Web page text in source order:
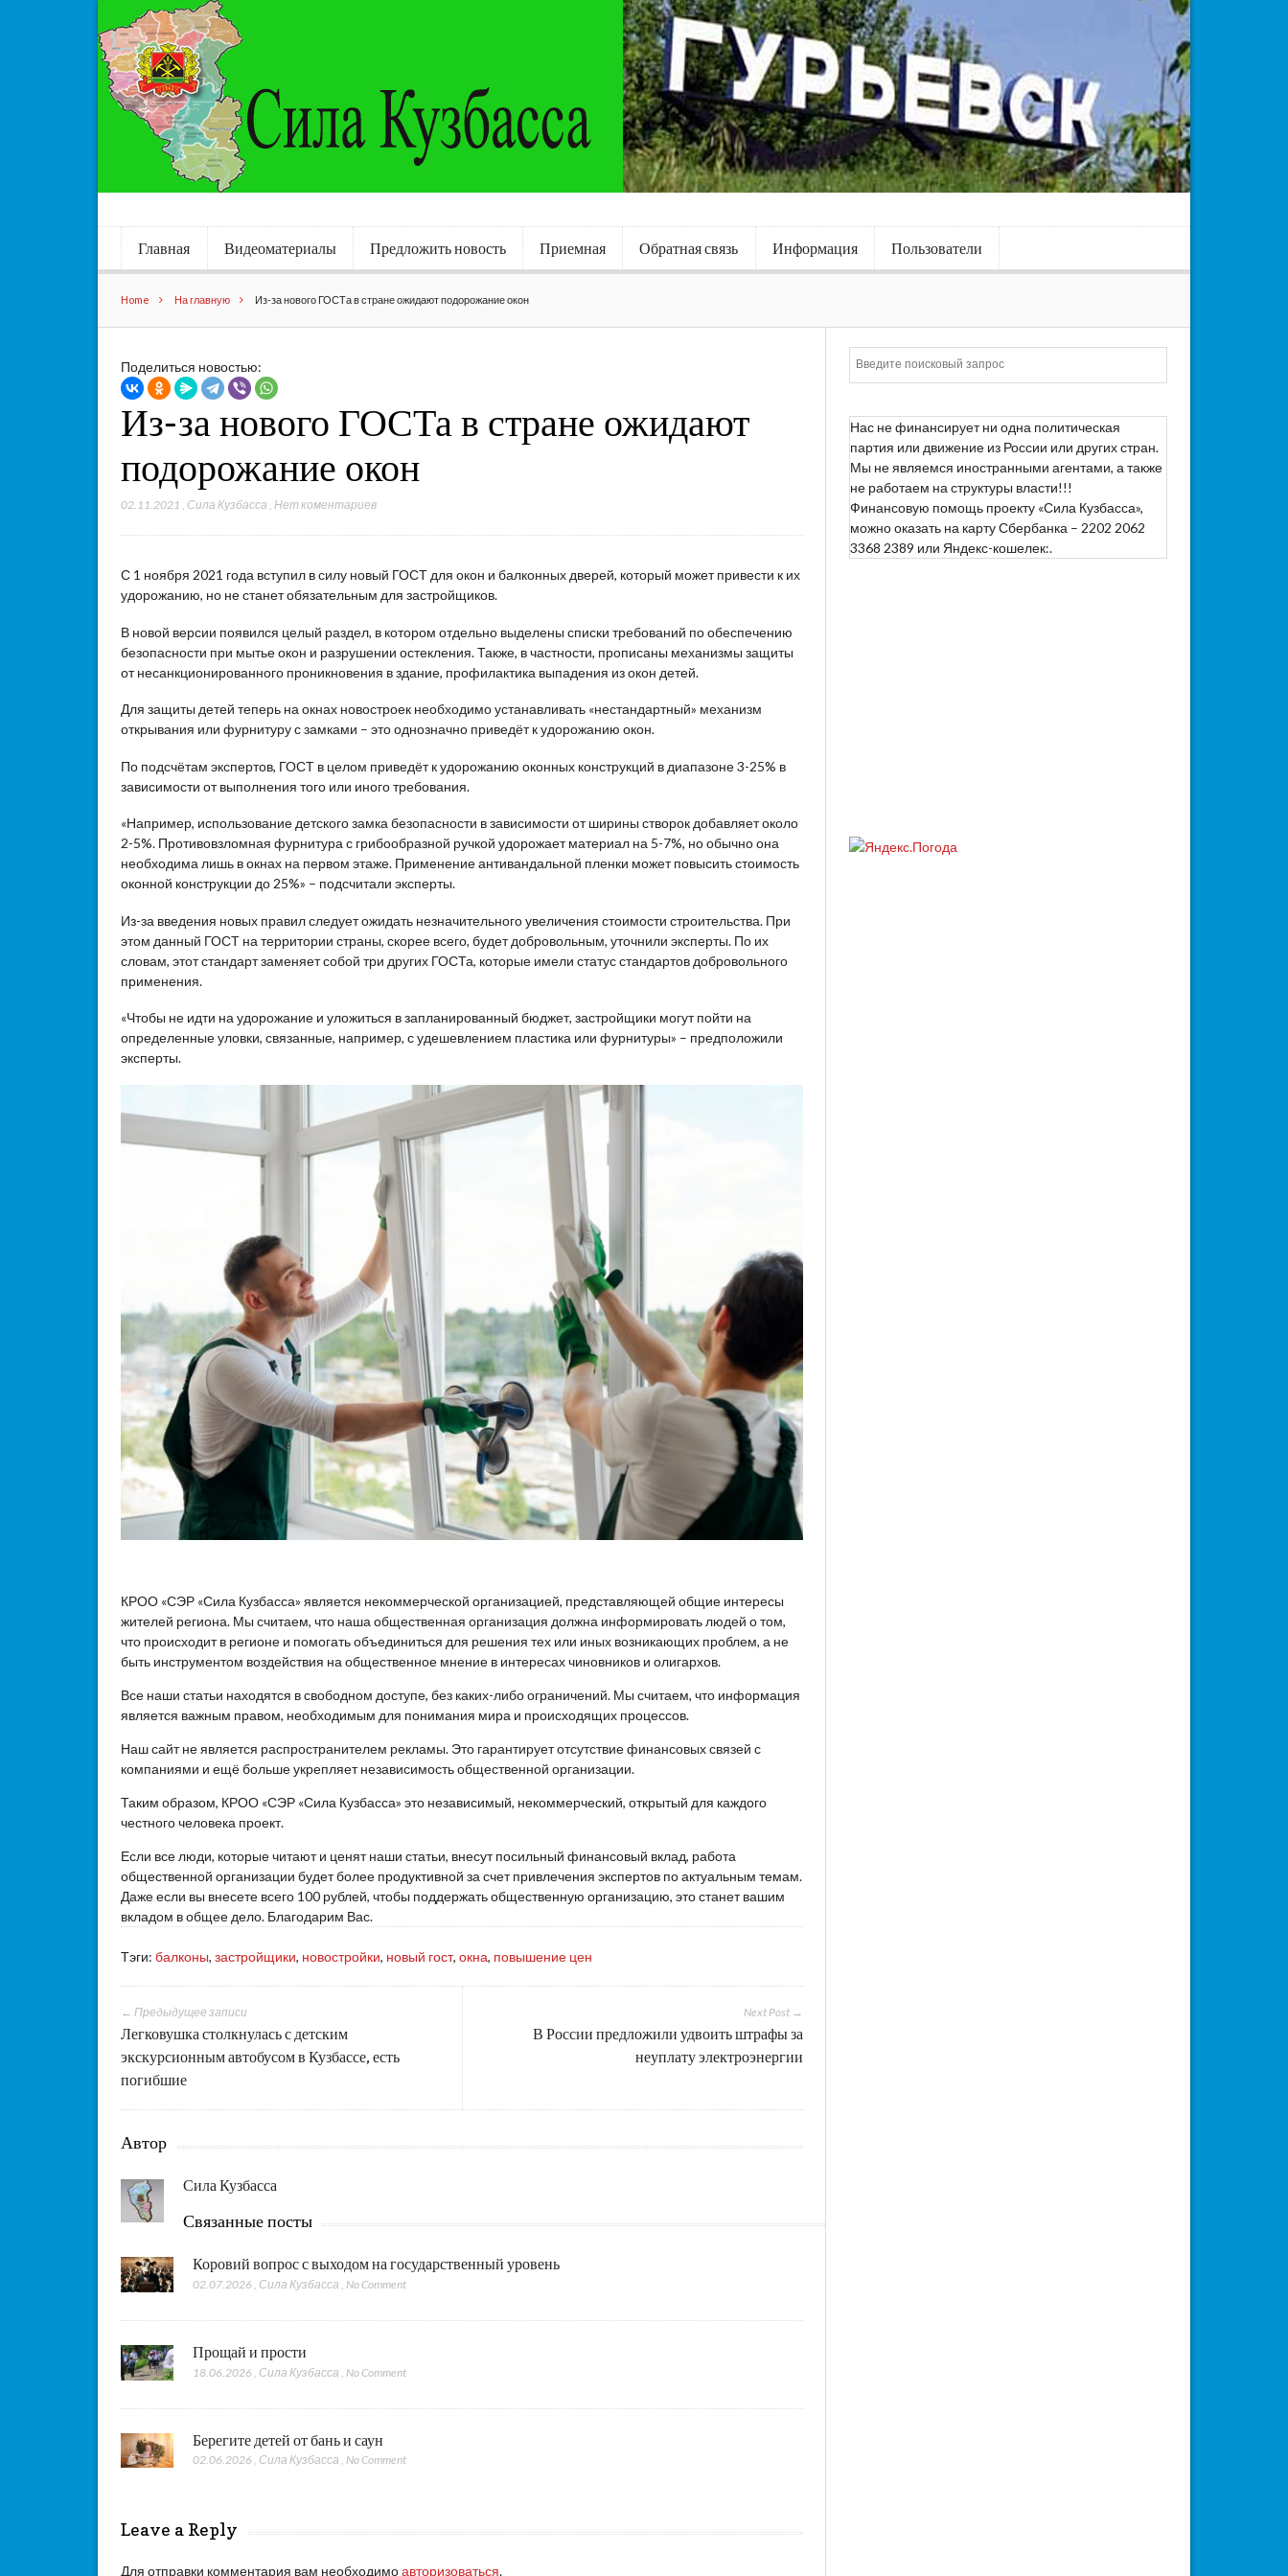
Главная Видеоматериалы Предложить новость Приемная Обратная связь Информация Пользователи
Home На главную Из-за нового ГОСТа в стране ожидают подорожание окон
Поделиться новостью:
Из-за нового ГОСТа в стране ожидают
подорожание окон
02.11.2021 Сила Кузбасса ,Нет коментариев
С 1 ноября 2021 года вступил в силу новый ГОСТ для окон и балконных дверей, который может привести к их
удорожанию, но не станет обязательным для застройщиков.
В новой версии появился целый раздел, в котором отдельно выделены списки требований по обеспечению
безопасности при мытье окон и разрушении остекления. Также, в частности, прописаны механизмы защиты
от несанкционированного проникновения в здание, профилактика выпадения из окон детей.
Для защиты детей теперь на окнах новостроек необходимо устанавливать «нестандартный» механизм
открывания или фурнитуру с замками – это однозначно приведёт к удорожанию окон.
По подсчётам экспертов, ГОСТ в целом приведёт к удорожанию оконных конструкций в диапазоне 3-25% в
зависимости от выполнения того или иного требования.
«Например, использование детского замка безопасности в зависимости от ширины створок добавляет около
2-5%. Противовзломная фурнитура с грибообразной ручкой удорожает материал на 5-7%, но обычно она
необходима лишь в окнах на первом этаже. Применение антивандальной пленки может повысить стоимость
оконной конструкции до 25%» – подсчитали эксперты.
Из-за введения новых правил следует ожидать незначительного увеличения стоимости строительства. При
этом данный ГОСТ на территории страны, скорее всего, будет добровольным, уточнили эксперты. По их
словам, этот стандарт заменяет собой три других ГОСТа, которые имели статус стандартов добровольного
применения.
«Чтобы не идти на удорожание и уложиться в запланированный бюджет, застройщики могут пойти на
определенные уловки, связанные, например, с удешевлением пластика или фурнитуры» – предположили
эксперты.
КРОО «СЭР «Сила Кузбасса» является некоммерческой организацией, представляющей общие интересы
жителей региона. Мы считаем, что наша общественная организация должна информировать людей о том,
что происходит в регионе и помогать объединиться для решения тех или иных возникающих проблем, а не
быть инструментом воздействия на общественное мнение в интересах чиновников и олигархов.
Все наши статьи находятся в свободном доступе, без каких-либо ограничений. Мы считаем, что информация
является важным правом, необходимым для понимания мира и происходящих процессов.
Наш сайт не является распространителем рекламы. Это гарантирует отсутствие финансовых связей с
компаниями и ещё больше укрепляет независимость общественной организации.
Таким образом, КРОО «СЭР «Сила Кузбасса» это независимый, некоммерческий, открытый для каждого
честного человека проект.
Если все люди, которые читают и ценят наши статьи, внесут посильный финансовый вклад, работа
общественной организации будет более продуктивной за счет привлечения экспертов по актуальным темам.
Даже если вы внесете всего 100 рублей, чтобы поддержать общественную организацию, это станет вашим
вкладом в общее дело. Благодарим Вас.
Тэги:балконы,застройщики, новостройки, новый гост,окна, повышение цен
Next Post →
В России предложили удвоить штрафы за
неуплату электроэнергии
← Предыдущее записи
Легковушка столкнулась с детским
экскурсионным автобусом в Кузбассе, есть
погибшие
Автор
Сила Кузбасса
Связанные посты
Коровий вопрос с выходом на государственный уровень
02.07.2026 , Сила Кузбасса ,No Comment
Прощай и прости
18.06.2026 Сила Кузбасса No Comment
Берегите детей от бань и саун
02.06.2026 , Сила Кузбасса ,No Comment
Leave a Reply
Для отправки комментария вам необходимоавторизоваться.
Нас не финансирует ни одна политическая
партия или движение из России или других стран.
Мы не являемся иностранными агентами, а также
не работаем на структуры власти!!!
Финансовую помощь проекту «Сила Кузбасса»,
можно оказать на карту Сбербанка – 2202 2062
3368 2389 или Яндекс-кошелек:.